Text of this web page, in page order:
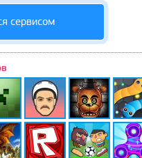
сервисом